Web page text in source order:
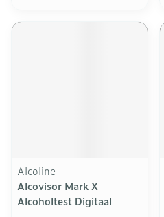
Alcoline
Alcovisor Mark X
Alcoholtest Digitaal